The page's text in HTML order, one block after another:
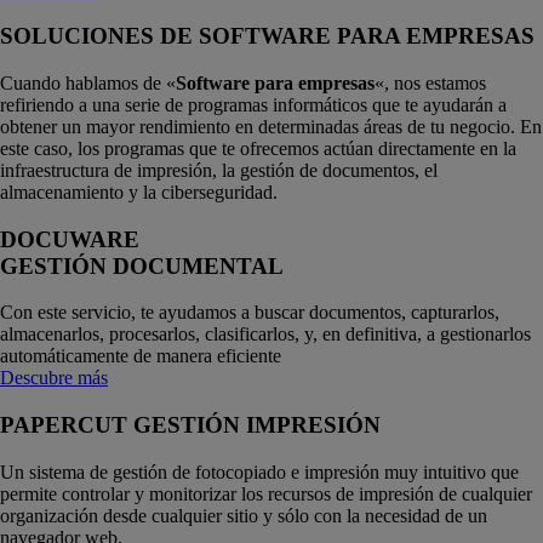
SOLUCIONES DE SOFTWARE PARA EMPRESAS
Cuando hablamos de «Software para empresas«, nos estamos
refiriendo a una serie de programas informáticos que te ayudarán a
obtener un mayor rendimiento en determinadas áreas de tu negocio. En
este caso, los programas que te ofrecemos actúan directamente en la
infraestructura de impresión, la gestión de documentos, el
almacenamiento y la ciberseguridad.
DOCUWARE
GESTIÓN DOCUMENTAL
Con este servicio, te ayudamos a buscar documentos, capturarlos,
almacenarlos, procesarlos, clasificarlos, y, en definitiva, a gestionarlos
automáticamente de manera eficiente
Descubre más
PAPERCUT GESTIÓN IMPRESIÓN
Un sistema de gestión de fotocopiado e impresión muy intuitivo que
permite controlar y monitorizar los recursos de impresión de cualquier
organización desde cualquier sitio y sólo con la necesidad de un
navegador web.